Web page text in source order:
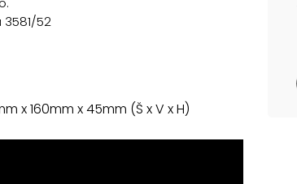
3581/52
x 160mm x 45mm (Š x V x H)